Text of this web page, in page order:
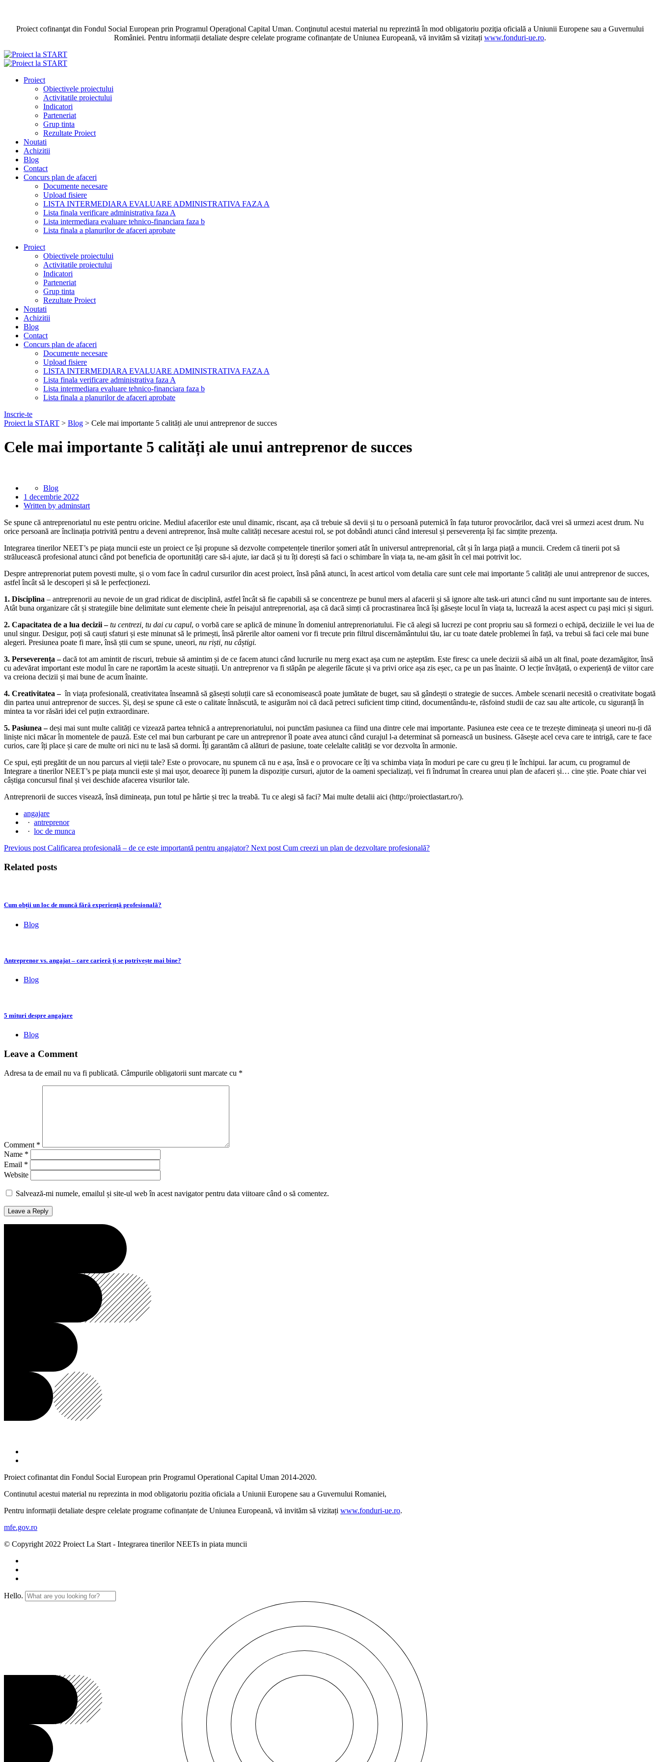
Proiect cofinanţat din Fondul Social European prin Programul Operaţional Capital Uman. Conţinutul acestui material nu reprezintă în mod obligatoriu poziţia oficială a Uniunii Europene sau a Guvernului
României. Pentru informații detaliate despre celelate programe cofinanțate de Uniunea Europeană, vă invităm să vizitați www.fonduri-ue.ro.
Proiect
Obiectivele proiectului
Activitatile proiectului
Indicatori
Parteneriat
Grup tinta
Rezultate Proiect
Noutati
Achizitii
Blog
Contact
Concurs plan de afaceri
Documente necesare
Upload fisiere
LISTA INTERMEDIARA EVALUARE ADMINISTRATIVA FAZA A
Lista finala verificare administrativa faza A
Lista intermediara evaluare tehnico-financiara faza b
Lista finala a planurilor de afaceri aprobate
Proiect
Obiectivele proiectului
Activitatile proiectului
Indicatori
Parteneriat
Grup tinta
Rezultate Proiect
Noutati
Achizitii
Blog
Contact
Concurs plan de afaceri
Documente necesare
Upload fisiere
LISTA INTERMEDIARA EVALUARE ADMINISTRATIVA FAZA A
Lista finala verificare administrativa faza A
Lista intermediara evaluare tehnico-financiara faza b
Lista finala a planurilor de afaceri aprobate
Inscrie-te
Proiect la START > Blog > Cele mai importante 5 calități ale unui antreprenor de succes
Cele mai importante 5 calități ale unui antreprenor de succes
Blog
1 decembrie 2022
Written by adminstart
Se spune că antreprenoriatul nu este pentru oricine. Mediul afacerilor este unul dinamic, riscant, așa că trebuie să devii și tu o persoană puternică în fața tuturor provocărilor, dacă vrei să urmezi acest drum. Nu
orice persoană are înclinația potrivită pentru a deveni antreprenor, însă multe calități necesare acestui rol, se pot dobândi atunci când interesul și perseverența își fac simțite prezența.
Integrarea tinerilor NEET’s pe piața muncii este un proiect ce își propune să dezvolte competențele tinerilor șomeri atât în universul antreprenorial, cât și în larga piață a muncii. Credem că tinerii pot să
strălucească profesional atunci când pot beneficia de oportunități care să-i ajute, iar dacă și tu îți dorești să faci o schimbare în viața ta, ne-am găsit în cel mai potrivit loc.
Despre antreprenoriat putem povesti multe, și o vom face în cadrul cursurilor din acest proiect, însă până atunci, în acest articol vom detalia care sunt cele mai importante 5 calități ale unui antreprenor de succes,
astfel încât să le descoperi și să le perfecționezi.
1. Disciplina – antreprenorii au nevoie de un grad ridicat de disciplină, astfel încât să fie capabili să se concentreze pe bunul mers al afacerii și să ignore alte task-uri atunci când nu sunt importante sau de interes.
Atât buna organizare cât și strategiile bine delimitate sunt elemente cheie în peisajul antreprenorial, așa că dacă simți că procrastinarea încă își găsește locul în viața ta, lucrează la acest aspect cu pași mici și siguri.
2. Capacitatea de a lua decizii –tu centrezi, tu dai cu capul, o vorbă care se aplică de minune în domeniul antreprenoriatului. Fie că alegi să lucrezi pe cont propriu sau să formezi o echipă, deciziile le vei lua de
unul singur. Desigur, poți să cauți sfaturi și este minunat să le primești, însă părerile altor oameni vor fi trecute prin filtrul discernământului tău, iar cu toate datele problemei în față, va trebui să faci cele mai bune
alegeri. Presiunea poate fi mare, însă știi cum se spune, uneori, nu riști, nu câștigi.
3. Perseverența –dacă tot am amintit de riscuri, trebuie să amintim și de ce facem atunci când lucrurile nu merg exact așa cum ne așteptăm. Este firesc ca unele decizii să aibă un alt final, poate dezamăgitor, însă
cu adevărat important este modul în care ne raportăm la aceste situații. Un antreprenor va fi stăpân pe alegerile făcute și va privi orice așa zis eșec, ca pe un pas înainte. O lecție învățată, o experiență de viitor care
va creiona decizii și mai bune de acum înainte.
4. Creativitatea –în viața profesională, creativitatea înseamnă să găsești soluții care să economisească poate jumătate de buget, sau să gândești o strategie de succes. Ambele scenarii necesită o creativitate bogată
din partea unui antreprenor de succes. Și, deși se spune că este o calitate înnăscută, te asigurăm noi că dacă petreci suficient timp citind, documentându-te, răsfoind studii de caz sau alte articole, cu siguranță în
mintea ta vor răsări idei cel puțin extraordinare.
5. Pasiunea –deși mai sunt multe calități ce vizează partea tehnică a antreprenoriatului, noi punctăm pasiunea ca fiind una dintre cele mai importante. Pasiunea este ceea ce te trezește dimineața și uneori nu-ți dă
liniște nici măcar în momentele de pauză. Este cel mai bun carburant pe care un antreprenor îl poate avea atunci când curajul l-a determinat să pornească un business. Găsește acel ceva care te intrigă, care te face
curios, care îți place și care de multe ori nici nu te lasă să dormi. Îți garantăm că alături de pasiune, toate celelalte calități se vor dezvolta în armonie.
Ce spui, ești pregătit de un nou parcurs al vieții tale? Este o provocare, nu spunem că nu e așa, însă e o provocare ce îți va schimba viața în moduri pe care cu greu ți le închipui. Iar acum, cu programul de
Integrare a tinerilor NEET’s pe piața muncii este și mai ușor, deoarece îți punem la dispoziție cursuri, ajutor de la oameni specializați, vei fi îndrumat în crearea unui plan de afaceri și… cine știe. Poate chiar vei
câștiga concursul final și vei deschide afacerea visurilor tale.
Antreprenorii de succes visează, însă dimineața, pun totul pe hârtie și trec la treabă. Tu ce alegi să faci? Mai multe detalii aici (http://proiectlastart.ro/).
angajare
· antreprenor
· loc de munca
Previous post Calificarea profesională – de ce este importantă pentru angajator? Next post Cum creezi un plan de dezvoltare profesională?
Related posts
Cum obții un loc de muncă fără experiență profesională?
Blog
Antreprenor vs. angajat – care carieră ți se potrivește mai bine?
Blog
5 mituri despre angajare
Blog
Leave a Comment
Adresa ta de email nu va fi publicată. Câmpurile obligatorii sunt marcate cu *
Comment *
Name *
Email *
Website
Salvează-mi numele, emailul și site-ul web în acest navigator pentru data viitoare când o să comentez.
Proiect cofinantat din Fondul Social European prin Programul Operational Capital Uman 2014-2020.
Continutul acestui material nu reprezinta in mod obligatoriu pozitia oficiala a Uniunii Europene sau a Guvernului Romaniei,
Pentru informații detaliate despre celelate programe cofinanțate de Uniunea Europeană, vă invităm să vizitați www.fonduri-ue.ro.
mfe.gov.ro
© Copyright 2022 Proiect La Start - Integrarea tinerilor NEETs in piata muncii
Hello.